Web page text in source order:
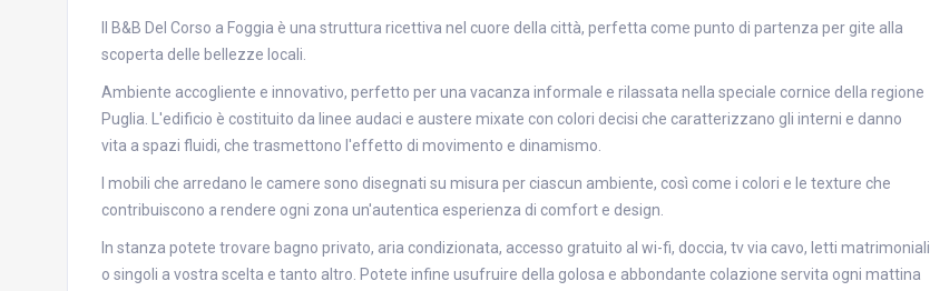
Il B&B Del Corso a Foggia è una struttura ricettiva nel cuore della città, perfetta come punto di partenza per gite alla
scoperta delle bellezze locali.
Ambiente accogliente e innovativo, perfetto per una vacanza informale e rilassata nella speciale cornice della regione
Puglia. L'edificio è costituito da linee audaci e austere mixate con colori decisi che caratterizzano gli interni e danno
vita a spazi fluidi, che trasmettono l'effetto di movimento e dinamismo.
I mobili che arredano le camere sono disegnati su misura per ciascun ambiente, così come i colori e le texture che
contribuiscono a rendere ogni zona un'autentica esperienza di comfort e design.
In stanza potete trovare bagno privato, aria condizionata, accesso gratuito al wi-fi, doccia, tv via cavo, letti matrimoniali
o singoli a vostra scelta e tanto altro. Potete infine usufruire della golosa e abbondante colazione servita ogni mattina